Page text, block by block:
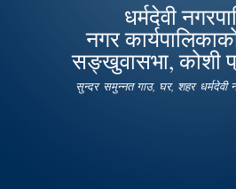
धर्मदेवी
नगर
सङ्खुवासभा, कोशी
सुन्दर समुन्नत गाउ, घर, शहर धर्मदेवी